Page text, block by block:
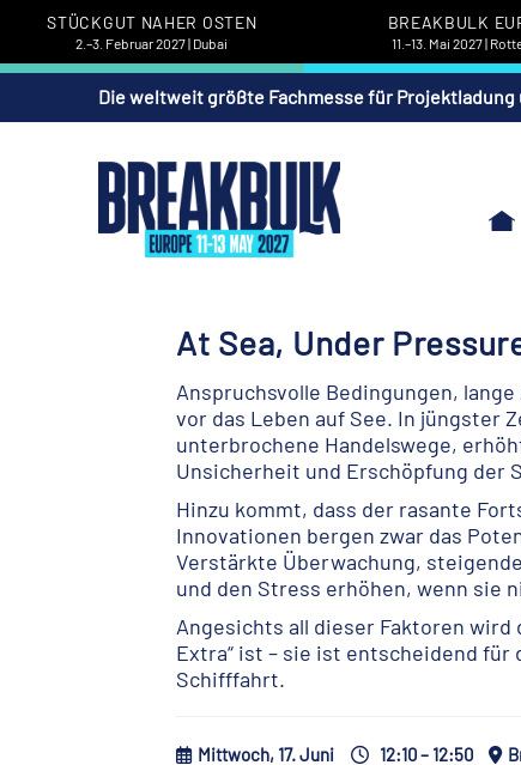
STÜCKGUT NAHER OSTEN
2.–3. Februar 2027 | Dubai
BREAKBULK
11.–13. Mai 2027 |
Die weltweit größte Fachmesse für Projektladung
At Sea, Under
Anspruchsvolle Bedingungen,
vor das Leben auf See. In
unterbrochene Handelswege,
Unsicherheit und Erschöpfung der
Hinzu kommt, dass der rasante
Innovationen bergen zwar das
Verstärkte Überwachung,
und den Stress erhöhen, wenn sie
Angesichts all dieser Faktoren
Extra“ ist – sie ist entscheidend
Schifffahrt.
Mittwoch, 17. Juni 12:10 – 12:50